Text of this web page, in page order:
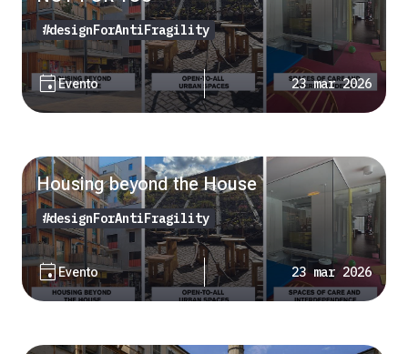
#designForAntiFragility
eventEvento 23 mar 2026
Housing beyond the House
#designForAntiFragility
eventEvento 23 mar 2026